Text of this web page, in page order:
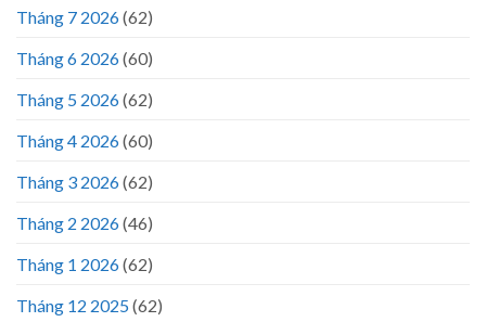
Tháng 7 2026(62)
Tháng 6 2026(60)
Tháng 5 2026(62)
Tháng 4 2026(60)
Tháng 3 2026(62)
Tháng 2 2026(46)
Tháng 1 2026(62)
Tháng 12 2025(62)